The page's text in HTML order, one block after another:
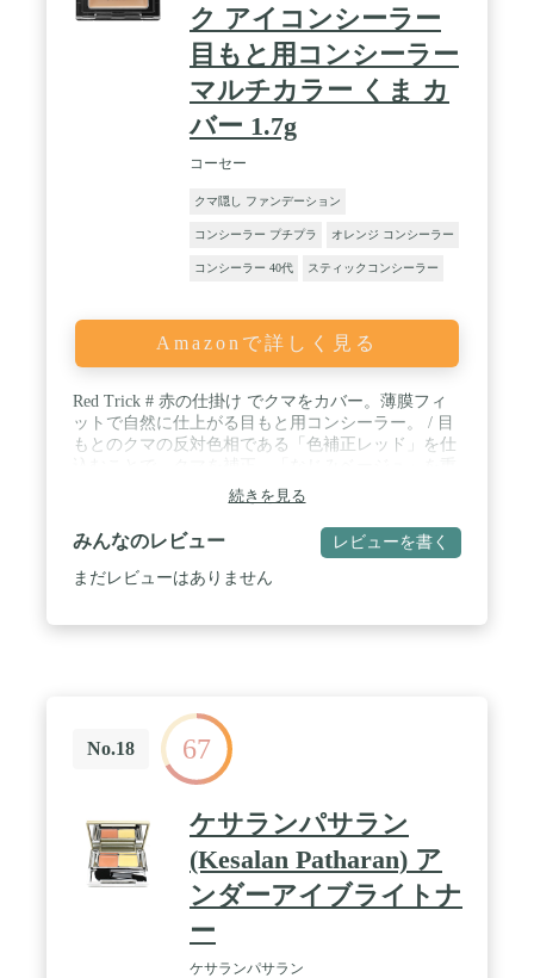
ク アイコンシーラー
目もと用コンシーラー
マルチカラー くま カ
バー 1.7g
コーセー
クマ隠し ファンデーション
コンシーラー プチプラ オレンジ コンシーラー
コンシーラー 40代 スティックコンシーラー
Amazonで詳しく見る
Red Trick # 赤の仕掛け でクマをカバー。薄膜フィ
ットで自然に仕上がる目もと用コンシーラー。 / 目
もとのクマの反対色相である「色補正レッド」を仕
ねることで肌の色と一体化。 2ステップで気になる
クマを自然にカバーすることができます。 / 2種類
のベースを重ねても厚ぼったくならず、薄膜で自然
な仕上がり。 動きの多い目もとにもしっかりフィッ
トし、つけたてのカバー力が長時間つづきます。 /
す。2下の色(なじみベージュ)を重ねてカバーしま
す。 / 目もとのクマの反対色相である「色補正レッ
ド」を仕込むことで、クマを補正。さらに、「なじ
みベージュ」を重ねることで肌の色と一体化。
続きを見る
みんなのレビュー レビューを書く
まだレビューはありません
No.18 67
ケサランパサラン
(Kesalan Patharan) ア
ンダーアイブライトナ
ー
ケサランパサラン